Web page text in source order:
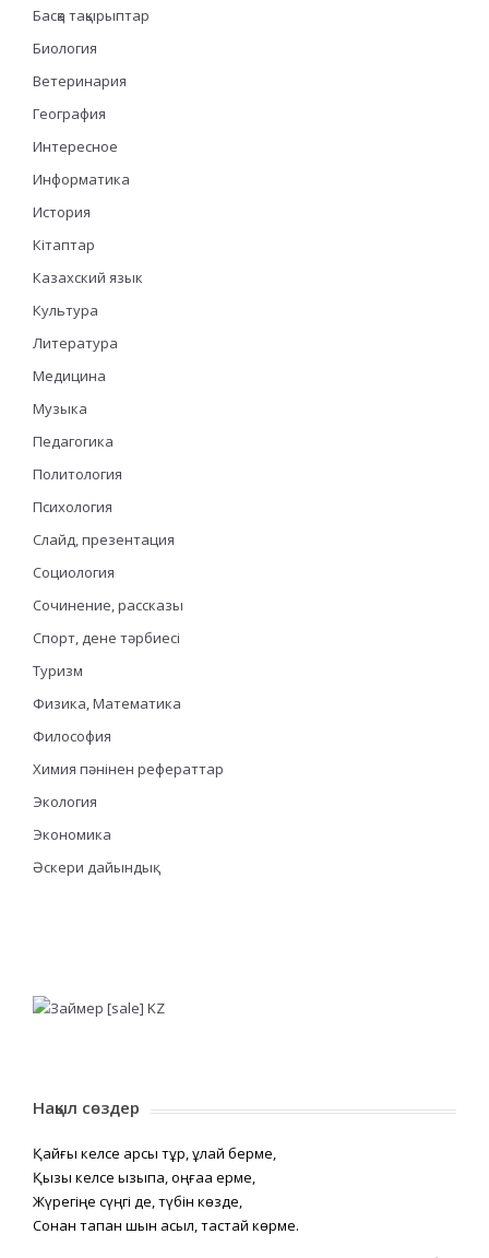
Басқа тақырыптар
Биология
Ветеринария
География
Интересное
Информатика
История
Кітаптар
Казахский язык
Культура
Литература
Медицина
Музыка
Педагогика
Политология
Психология
Слайд, презентация
Социология
Сочинение, рассказы
Спорт, дене тәрбиесі
Туризм
Физика, Математика
Философия
Химия пәнінен рефераттар
Экология
Экономика
Әскери дайындық
Нақыл сөздер
Қайғы келсе қарсы тұр, құлай берме,
Қызық келсе қызықпа, оңғаққа ерме,
Жүрегіңе сүңгі де, түбін көзде,
Сонан тапқан шын асыл, тастай көрме.